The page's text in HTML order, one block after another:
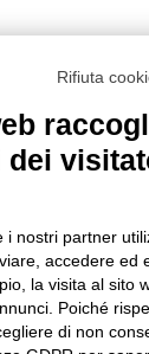
la storia, il
prestazioni di
la
umana
Rifiuta
dei
i nostri partner
accedere ed
la visita al sito
Poiché
di non